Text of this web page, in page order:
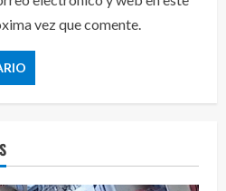
vez que comente.